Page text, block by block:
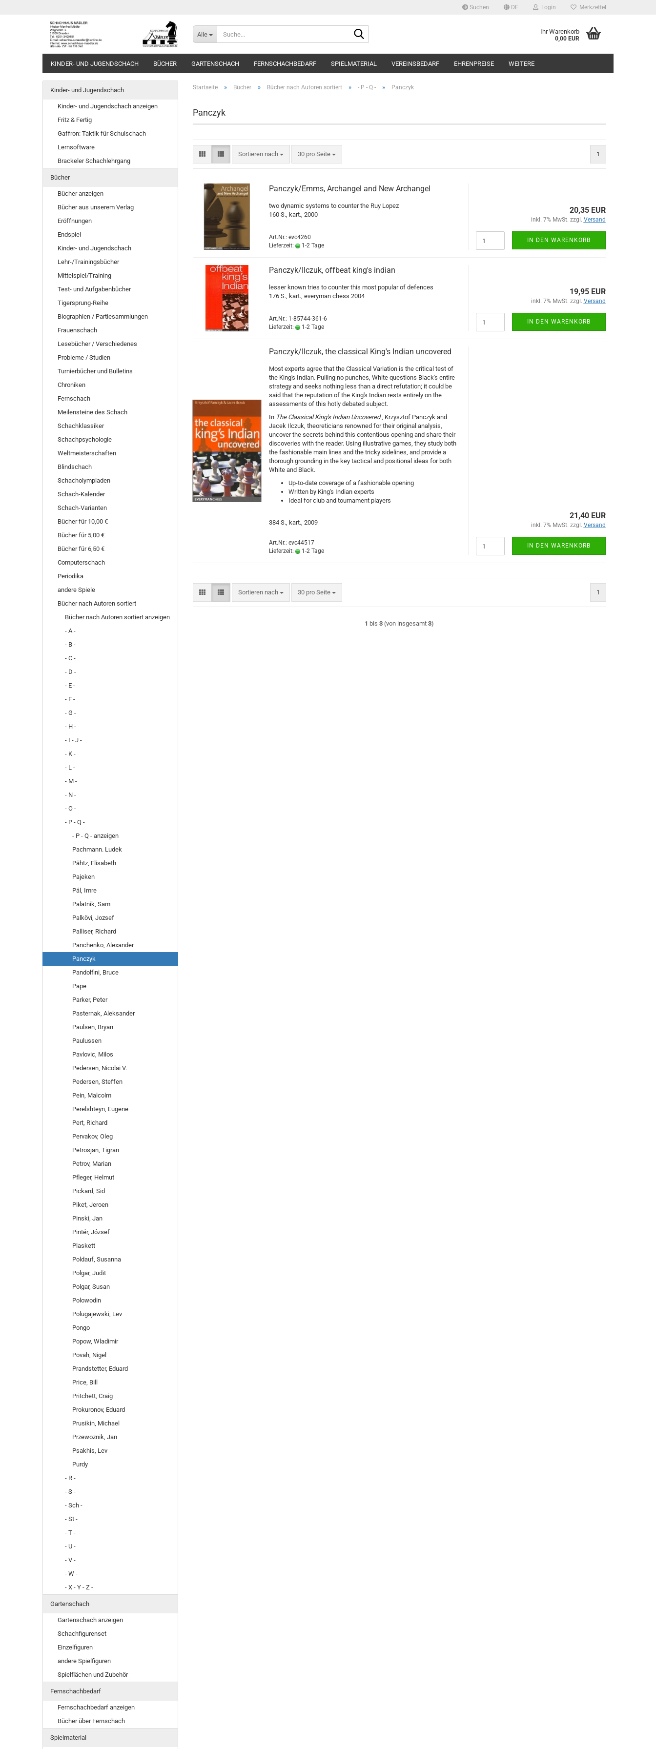
Suchen DE Login Merkzettel
Alle Ihr Warenkorb
0,00 EUR
KINDER- UND JUGENDSCHACH BÜCHER GARTENSCHACH FERNSCHACHBEDARF SPIELMATERIAL VEREINSBEDARF EHRENPREISE WEITERE
Startseite » Bücher » Bücher nach Autoren sortiert » - P - Q - » Panczyk
Panczyk
Sortieren nach
Sortieren nach 30 pro Seite
pro Seite 1
Panczyk/Emms, Archangel and New Archangel
two dynamic systems to counter the Ruy Lopez
160 S., kart., 2000
Art.Nr.: evc4260
Lieferzeit:
1-2 Tage
20,35 EUR
inkl. 7% MwSt. zzgl. Versand
IN DEN WARENKORB
Panczyk/Ilczuk, offbeat king's indian
lesser known tries to counter this most popular of defences
176 S., kart., everyman chess 2004
Art.Nr.: 1-85744-361-6
Lieferzeit:
1-2 Tage
19,95 EUR
inkl. 7% MwSt. zzgl. Versand
IN DEN WARENKORB
Panczyk/Ilczuk, the classical King's Indian uncovered
Most experts agree that the Classical Variation is the critical test of
the King's Indian. Pulling no punches, White questions Black's entire
strategy and seeks nothing less than a direct refutation; it could be
said that the reputation of the King's Indian rests entirely on the
assessments of this hotly debated subject.
In The Classical King's Indian Uncovered, Krzysztof Panczyk and
Jacek Ilczuk, theoreticians renowned for their original analysis,
uncover the secrets behind this contentious opening and share their
discoveries with the reader. Using illustrative games, they study both
the fashionable main lines and the tricky sidelines, and provide a
thorough grounding in the key tactical and positional ideas for both
White and Black.
Up-to-date coverage of a fashionable opening
Written by King's Indian experts
Ideal for club and tournament players
384 S., kart., 2009
Art.Nr.: evc44517
Lieferzeit:
1-2 Tage
21,40 EUR
inkl. 7% MwSt. zzgl. Versand
IN DEN WARENKORB
Sortieren nach
Sortieren nach 30 pro Seite
pro Seite 1
1 bis3 (von insgesamt3)
Kinder- und Jugendschach
Kinder- und Jugendschach anzeigen
Fritz & Fertig
Gaffron: Taktik für Schulschach
Lernsoftware
Brackeler Schachlehrgang
Bücher
Bücher anzeigen
Bücher aus unserem Verlag
Eröffnungen
Endspiel
Kinder- und Jugendschach
Lehr-/Trainingsbücher
Mittelspiel/Training
Test- und Aufgabenbücher
Tigersprung-Reihe
Biographien / Partiesammlungen
Frauenschach
Lesebücher / Verschiedenes
Probleme / Studien
Turnierbücher und Bulletins
Chroniken
Fernschach
Meilensteine des Schach
Schachklassiker
Schachpsychologie
Weltmeisterschaften
Blindschach
Schacholympiaden
Schach-Kalender
Schach-Varianten
Bücher für 10,00 €
Bücher für 5,00 €
Bücher für 6,50 €
Computerschach
Periodika
andere Spiele
Bücher nach Autoren sortiert
Bücher nach Autoren sortiert anzeigen
- A -
- B -
- C -
- D -
- E -
- F -
- G -
- H -
- I - J -
- K -
- L -
- M -
- N -
- O -
- P - Q -
- P - Q - anzeigen
Pachmann. Ludek
Pähtz, Elisabeth
Pajeken
Pál, Imre
Palatnik, Sam
Palkövi, Jozsef
Palliser, Richard
Panchenko, Alexander
Panczyk
Pandolfini, Bruce
Pape
Parker, Peter
Pasternak, Aleksander
Paulsen, Bryan
Paulussen
Pavlovic, Milos
Pedersen, Nicolai V.
Pedersen, Steffen
Pein, Malcolm
Perelshteyn, Eugene
Pert, Richard
Pervakov, Oleg
Petrosjan, Tigran
Petrov, Marian
Pfleger, Helmut
Pickard, Sid
Piket, Jeroen
Pinski, Jan
Pintér, József
Plaskett
Poldauf, Susanna
Polgar, Judit
Polgar, Susan
Polowodin
Polugajewski, Lev
Pongo
Popow, Wladimir
Povah, Nigel
Prandstetter, Eduard
Price, Bill
Pritchett, Craig
Prokuronov, Eduard
Prusikin, Michael
Przewoznik, Jan
Psakhis, Lev
Purdy
- R -
- S -
- Sch -
- St -
- T -
- U -
- V -
- W -
- X - Y - Z -
Gartenschach
Gartenschach anzeigen
Schachfigurenset
Einzelfiguren
andere Spielfiguren
Spielflächen und Zubehör
Fernschachbedarf
Fernschachbedarf anzeigen
Bücher über Fernschach
Spielmaterial